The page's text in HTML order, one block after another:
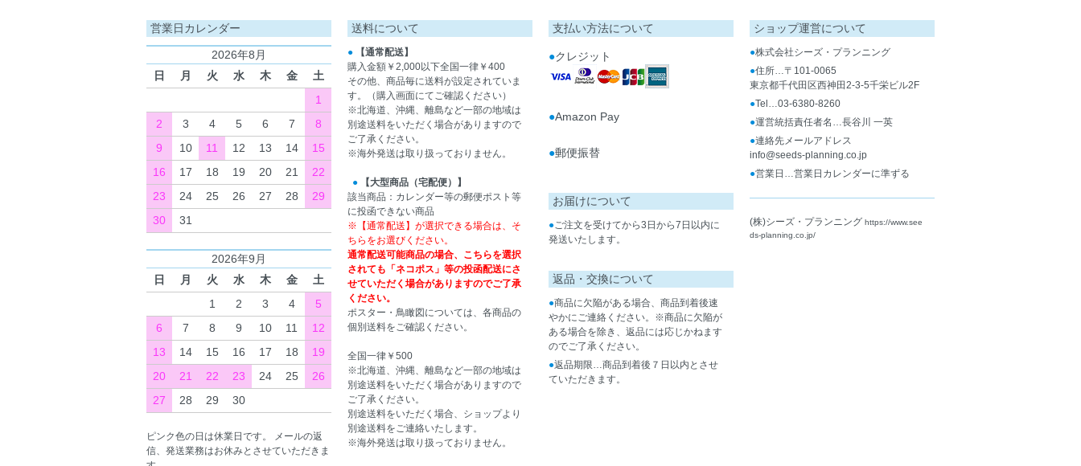
営業日カレンダー
2026年8月
日
月 火 水 木 金
土
1
2
3 4 5 6 7
8
9
10 11 12 13 14
15
16
17 18 19 20 21
22
23
24 25 26 27 28
29
30
31
2026年9月
日
月 火 水 木 金
土
1
2 3 4
5
6
7 8 9 10 11
12
13
14 15 16 17 18
19
20
21 22 23 24 25
26
27
28 29 30
ピンク色の日は休業日です。 メールの返
信、発送業務はお休みとさせていただきま
送料について
●
【通常配送】
購入金額￥2,000以下全国一律￥400
その他、商品毎に送料が設定されていま
す。（購入画面にてご確認ください）
※北海道、沖縄、離島など一部の地域は
別途送料をいただく場合がありますので
ご了承ください。
※海外発送は取り扱っておりません。
●
【大型商品（宅配便）】
該当商品：カレンダー等の郵便ポスト等
に投函できない商品
※【通常配送】が選択できる場合は、そ
ちらをお選びください。
通常配送可能商品の場合、こちらを選択
されても「ネコポス」等の投函配送にさ
せていただく場合がありますのでご了承
ください。
ポスター・鳥瞰図については、各商品の
個別送料をご確認ください。
全国一律￥500
※北海道、沖縄、離島など一部の地域は
別途送料をいただく場合がありますので
ご了承ください。
別途送料をいただく場合、ショップより
別途送料をご連絡いたします。
※海外発送は取り扱っておりません。
支払い方法について
●クレジット
●Amazon Pay
●郵便振替
お届けについて
●ご注文を受けてから3日から7日以内に
発送いたします。
返品・交換について
●商品に欠陥がある場合、商品到着後速
やかにご連絡ください。※商品に欠陥が
ある場合を除き、返品には応じかねます
のでご了承ください。
●返品期限…商品到着後７日以内とさせ
ていただきます。
ショップ運営について
●株式会社シーズ・プランニング
●住所…〒101-0065
東京都千代田区西神田2-3-5千栄ビル2F
●Tel…03-6380-8260
●運営統括責任者名…長谷川 一英
●連絡先メールアドレス
info@seeds-planning.co.jp
●営業日…営業日カレンダーに準ずる
(株)シーズ・プランニング https://www.see
ds-planning.co.jp/